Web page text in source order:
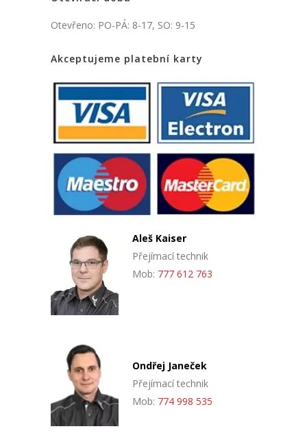
Otevřeno: PO-PÁ: 8-17, SO: 9-15
Akceptujeme platební karty
Aleš Kaiser
Přejímací technik
Mob: 777 612 763
Ondřej Janeček
Přejímací technik
Mob: 774 998 535